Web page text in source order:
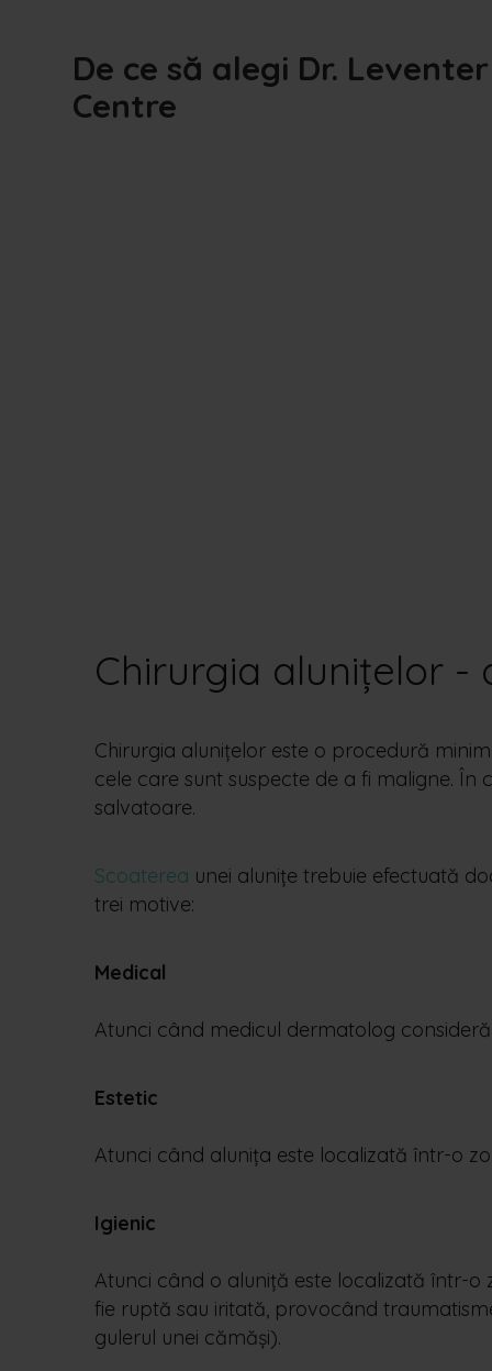
De ce să alegi Dr. Leventer
Centre
Chirurgia alunițelor -
Chirurgia alunițelor este o procedură
cele care sunt suspecte de a fi maligne. În
salvatoare.
Scoaterea unei alunițe trebuie efectuată
trei motive:
Medical
Atunci când medicul dermatolog
Estetic
Atunci când alunița este localizată într-o
Igienic
Atunci când o aluniță este localizată într-
fie ruptă sau iritată, provocând
gulerul unei cămăși).